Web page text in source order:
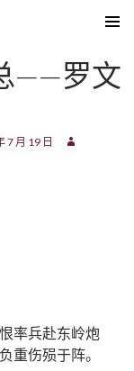
——罗文
7 月 19 日
率兵赴东岭炮
重伤殒于阵。